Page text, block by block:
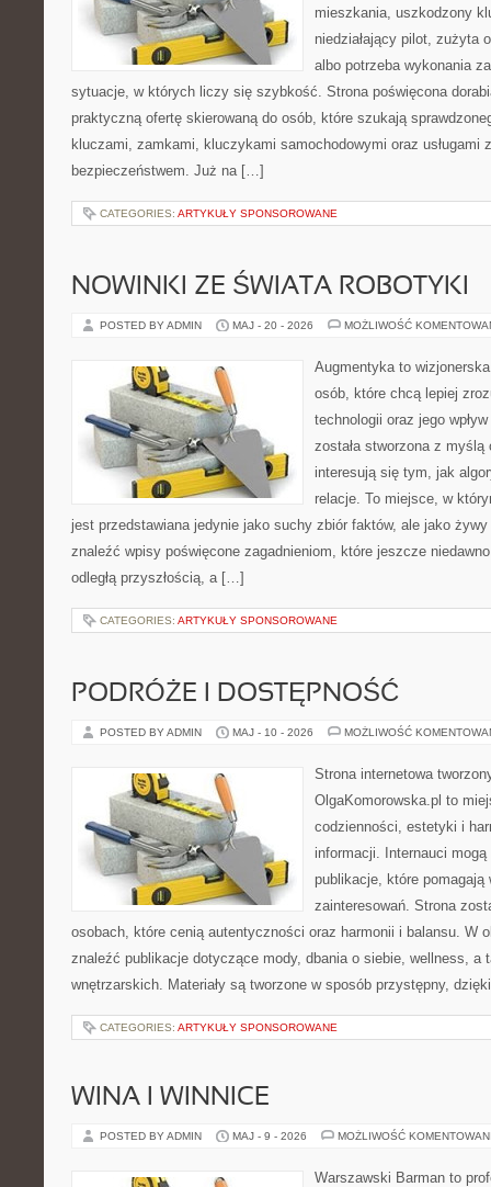
mieszkania, uszkodzony
niedziałający pilot, zużyta
albo potrzeba wykonania
sytuacje, w których liczy się szybkość. Strona poświęcona
praktyczną ofertę skierowaną do osób, które szukają
kluczami, zamkami, kluczykami samochodowymi oraz usługami
bezpieczeństwem. Już na […]
CATEGORIES: ARTYKUŁY SPONSOROWANE
NOWINKI ZE ŚWIATA ROBOTYKI
POSTED BY ADMIN MAJ - 20 - 2026 MOŻLIWOŚĆ
Augmentyka to
osób, które chcą lepiej
technologii oraz jego
została stworzona z
interesują się tym, jak
relacje. To miejsce, w
jest przedstawiana jedynie jako suchy zbiór faktów, ale jako
znaleźć wpisy poświęcone zagadnieniom, które jeszcze niedawno
odległą przyszłością, a […]
CATEGORIES: ARTYKUŁY SPONSOROWANE
PODRÓŻE I DOSTĘPNOŚĆ
POSTED BY ADMIN MAJ - 10 - 2026 MOŻLIWOŚĆ
Strona internetowa
OlgaKomorowska.pl to
codzienności, estetyki i
informacji. Internauci
publikacje, które pomagają
zainteresowań. Strona
osobach, które cenią autentyczności oraz harmonii i balansu. W
znaleźć publikacje dotyczące mody, dbania o siebie, wellness, a
wnętrzarskich. Materiały są tworzone w sposób przystępny,
CATEGORIES: ARTYKUŁY SPONSOROWANE
WINA I WINNICE
POSTED BY ADMIN MAJ - 9 - 2026 MOŻLIWOŚĆ
Warszawski Barman to